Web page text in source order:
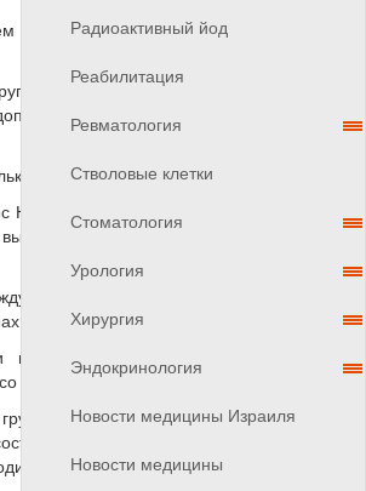
Радиоактивный йод
Реабилитация
Ревматология
Стволовые клетки
Стоматология
Урология
Хирургия
Эндокринология
Новости медицины Израиля
Новости медицины
группе, состоящей только
которая прошла только
HIPEC и 10,7
из хирургии.
HIPEC по сравнению с 33,9
составила 11,8
окончанием операции и
послеоперационной
временем схожи.
хирургия-плюс-HIPEC
только из хирургии.